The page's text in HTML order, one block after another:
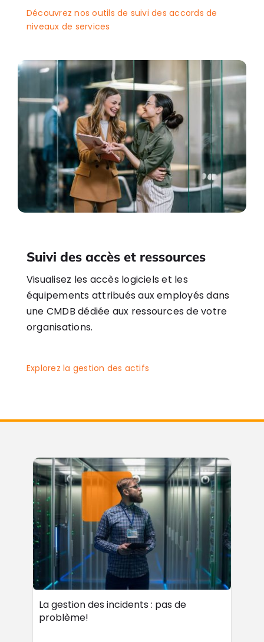
Découvrez nos outils de suivi des accords de
niveaux de services
Suivi des accès et ressources
Visualisez les accès logiciels et les
équipements attribués aux employés dans
une CMDB dédiée aux ressources de votre
organisations.
Explorez la gestion des actifs
La gestion des incidents : pas de
problème!